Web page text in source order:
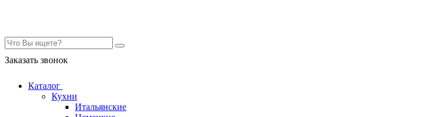
Заказать звонок
Каталог
Кухни
Итальянские